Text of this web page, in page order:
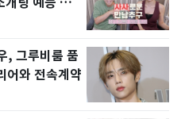
, 그루비룸 품
어와 전속계약